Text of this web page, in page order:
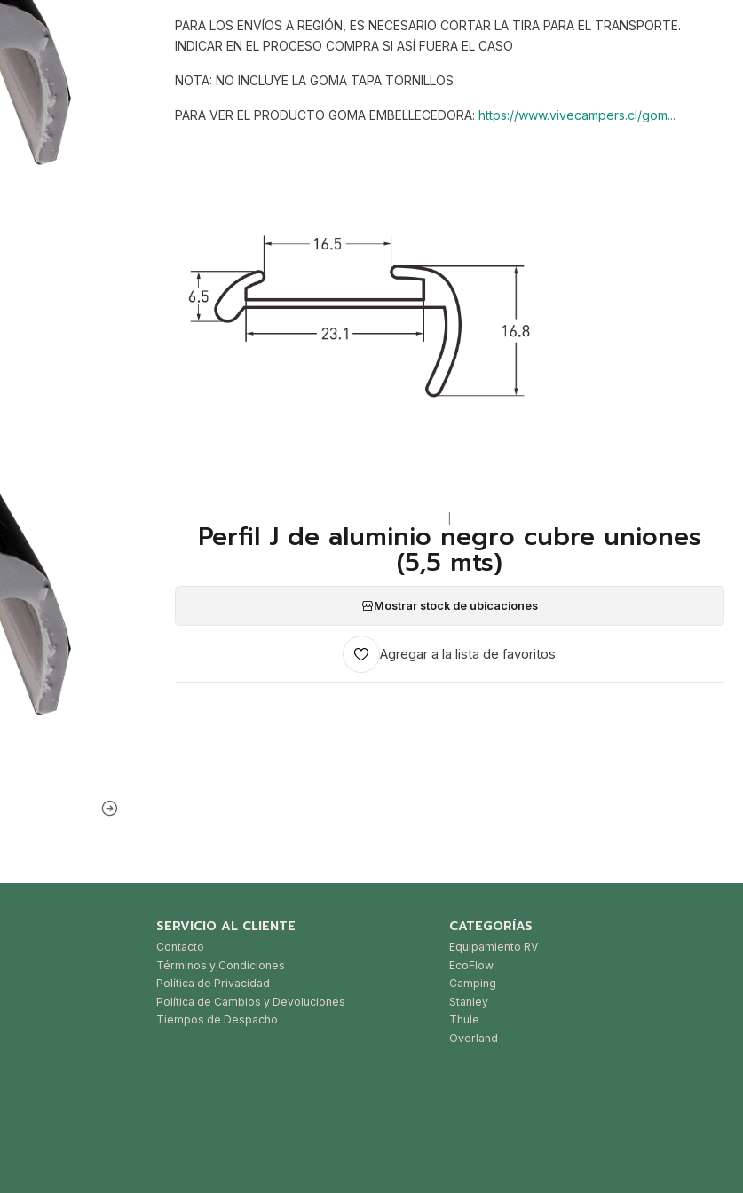
PARA LOS ENVÍOS A REGIÓN, ES NECESARIO CORTAR LA TIRA PARA EL TRANSPORTE.
INDICAR EN EL PROCESO COMPRA SI ASÍ FUERA EL CASO
NOTA: NO INCLUYE LA GOMA TAPA TORNILLOS
PARA VER EL PRODUCTO GOMA EMBELLECEDORA: https://www.vivecampers.cl/gom...
Perfil J de aluminio negro cubre uniones
(5,5 mts)
Mostrar stock de ubicaciones
Agregar a la lista de favoritos
SERVICIO AL CLIENTE
Contacto
Términos y Condiciones
Política de Privacidad
Política de Cambios y Devoluciones
Tiempos de Despacho
CATEGORÍAS
Equipamiento RV
EcoFlow
Camping
Stanley
Thule
Overland